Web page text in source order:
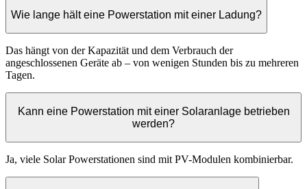
Wie lange hält eine Powerstation mit einer Ladung?
Das hängt von der Kapazität und dem Verbrauch der
angeschlossenen Geräte ab – von wenigen Stunden bis zu mehreren
Tagen.
Kann eine Powerstation mit einer Solaranlage betrieben
werden?
Ja, viele Solar Powerstationen sind mit PV-Modulen kombinierbar.